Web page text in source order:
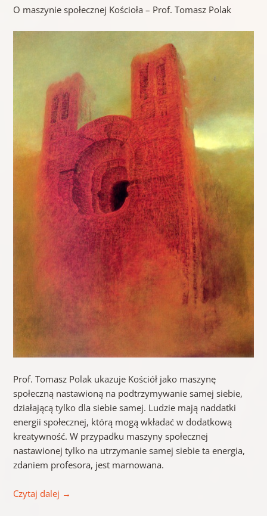
O maszynie społecznej Kościoła – Prof. Tomasz Polak
Prof. Tomasz Polak ukazuje Kościół jako maszynę
społeczną nastawioną na podtrzymywanie samej siebie,
działającą tylko dla siebie samej. Ludzie mają naddatki
energii społecznej, którą mogą wkładać w dodatkową
kreatywność. W przypadku maszyny społecznej
nastawionej tylko na utrzymanie samej siebie ta energia,
zdaniem profesora, jest marnowana.
Czytaj dalej →